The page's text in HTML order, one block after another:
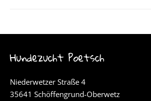
Hundezucht Poetsch
Niederwetzer Straße 4
35641 Schöffengrund-Oberwetz